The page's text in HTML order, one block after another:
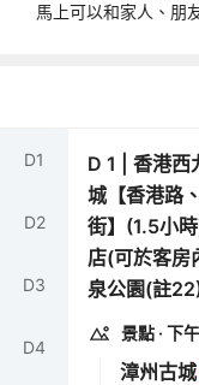
馬上可以和家人、朋
D1
D2
D3
D4
D1 |香港西
城【香港路
街】(1.5小
店(可於客房
泉公園(註
景點 · 下午
漳州古城